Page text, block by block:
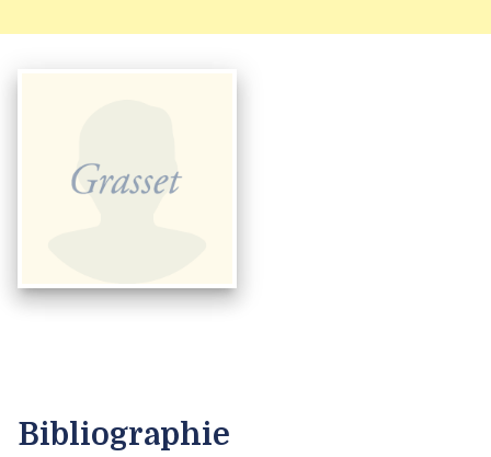
Bibliographie